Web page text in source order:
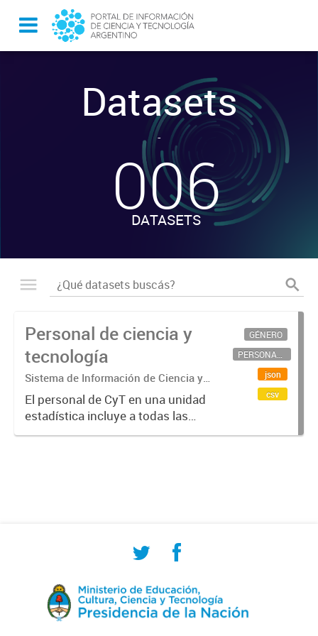
Datasets
-
006
DATASETS
Personal de ciencia y
tecnología
Sistema de Información de Ciencia y
Tecnología Argentino (SICYTAR)
El personal de CyT en una unidad
estadística incluye a todas las
personas involucradas
GÉNERO
PERSONAL CIENTÍFICO-TECNOLÓGICO
json
csv